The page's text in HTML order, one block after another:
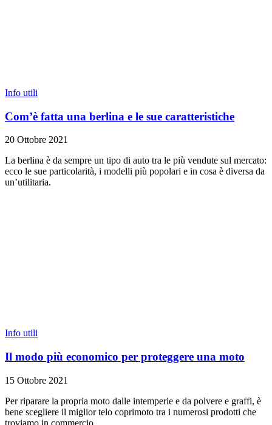
Info utili
Com’è fatta una berlina e le sue caratteristiche
20 Ottobre 2021
La berlina è da sempre un tipo di auto tra le più vendute sul mercato:
ecco le sue particolarità, i modelli più popolari e in cosa è diversa da
un’utilitaria.
Info utili
Il modo più economico per proteggere una moto
15 Ottobre 2021
Per riparare la propria moto dalle intemperie e da polvere e graffi, è
bene scegliere il miglior telo coprimoto tra i numerosi prodotti che
troviamo in commercio.